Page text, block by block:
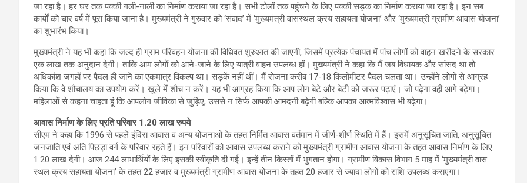
जा रहा है। हर घर तक पक्की गली-नाली का निर्माण कराया जा रहा है। सभी टोलों तक पहुंचने के लिए पक्की सड़क का निर्माण कराया जा रहा है। इन सब
कार्यों को चार वर्ष में पूरा किया जाना है। मुख्यमंत्री ने गुरुवार को ‘संवाद’ में ‘मुख्यमंत्री वासस्थल क्रय सहायता योजना’ और ‘मुख्यमंत्री ग्रामीण आवास योजना’
का शुभारंभ किया।
मुख्यमंत्री ने यह भी कहा कि जल्द ही ग्राम परिवहन योजना की विधिवत शुरुआत की जाएगी, जिसमें प्रत्येक पंचायत में पांच लोगों को वाहन खरीदने के सरकार
एक लाख तक अनुदान देगी। ताकि आम लोगों को आने-जाने के लिए यात्री वाहन उपलब्ध हों। मुख्यमंत्री ने कहा कि मैं जब विधायक और सांसद था तो
अधिकांश जगहों पर पैदल ही जाने का एकमात्र विकल्प था। सड़कें नहीं थीं। मैं रोजना करीब 17-18 किलोमीटर पैदल चलता था। उन्होंने लोगों से आग्रह
किया कि वे शौचालय का उपयोग करें। खुले में शौच न करें। यह भी आग्रह किया कि आप लोग बेटे और बेटी को जरूर पढ़ाएं। जो पढ़ेगा वही आगे बढ़ेगा।
महिलाओं से कहना चाहता हूं कि आपलोग जीविका से जुड़िए, उससे न सिर्फ आपकी आमदनी बढ़ेगी बल्कि आपका आत्मविश्वास भी बढ़ेगा।
आवास निर्माण के लिए प्रति परिवार 1.20 लाख रुपये
सीएम ने कहा कि 1996 से पहले इंदिरा आवास व अन्य योजनाओं के तहत निर्मित आवास वर्तमान में जीर्ण-शीर्ण स्थिति में हैं। इसमें अनुसूचित जाति, अनुसूचित
जनजाति एवं अति पिछड़ा वर्ग के परिवार रहते हैं। इन परिवारों को आवास उपलब्ध कराने को मुख्यमंत्री ग्रामीण आवास योजना के तहत आवास निर्माण के लिए
1.20 लाख देगी। आज 244 लाभार्थियों के लिए इसकी स्वीकृति दी गई। इन्हें तीन किस्तों में भुगतान होगा। ग्रामीण विकास विभाग 5 माह में ‘मुख्यमंत्री वास
स्थल क्रय सहायता योजना’ के तहत 22 हजार व मुख्यमंत्री ग्रामीण आवास योजना के तहत 20 हजार से ज्यादा लोगों को राशि उपलब्ध कराएगा।